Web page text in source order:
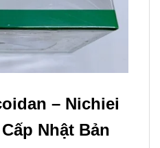
– Nichiei
Nhật Bản